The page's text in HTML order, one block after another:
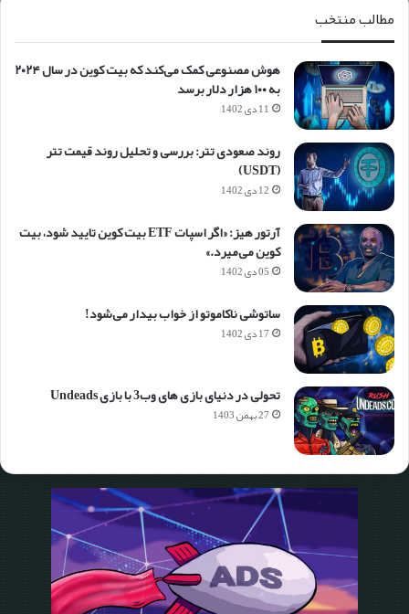
مطالب منتخب
هوش مصنوعی کمک می‌کند که بیت کوین در سال ۲۰۲۴
به ۱۰۰ هزار دلار برسد
11 دی 1402
روند صعودی تتر: بررسی و تحلیل روند قیمت تتر
(USDT)
12 دی 1402
آرتور هیز: «اگر اسپات ETF بیت کوین تایید شود، بیت
کوین می‌میرد.»
05 دی 1402
ساتوشی ناکاموتو از خواب بیدار می‌شود!
17 دی 1402
تحولی در دنیای بازی های وب3 با بازی Undeads
27 بهمن 1403